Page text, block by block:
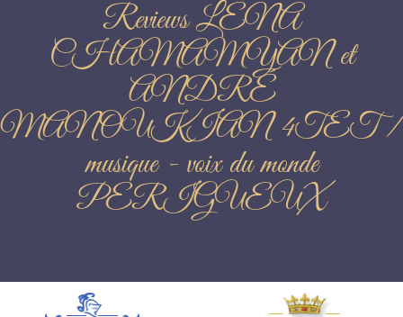
Reviews LÉNA
CHAMAMYAN et
ANDRÉ
MANOUKIAN 4TET /
musique - voix du monde
PERIGUEUX